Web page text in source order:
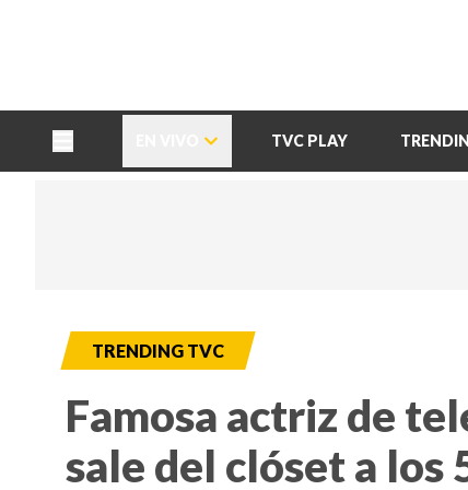
TVC PLAY
TRENDING TVC
Famosa actriz de
sale del clóset a los